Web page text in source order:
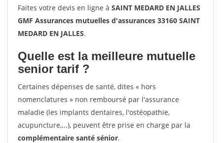
Faites votre devis en ligne à SAINT MEDARD EN JALLES
GMF Assurances mutuelles d'assurances 33160 SAINT
MEDARD EN JALLES.
Quelle est la meilleure mutuelle
senior tarif ?
Certaines dépenses de santé, dites « hors
nomenclatures » non remboursé par l'assurance
maladie (les implants dentaires, l'ostéopathie,
acupuncture,...), peuvent être prise en charge par la
complémentaire santé sénior.